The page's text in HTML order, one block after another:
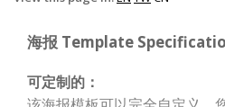
海报 Template
可定制的：